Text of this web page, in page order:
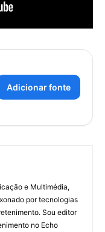
Adicionar fonte
e Multimédia,
por tecnologias
Sou editor
no Echo